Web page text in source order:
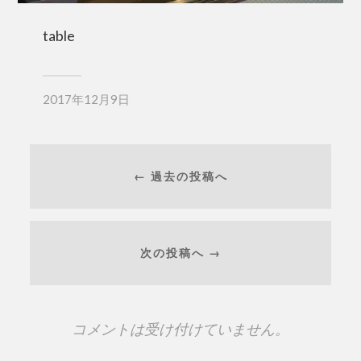
table
2017年12月9日
← 過去の投稿へ
次の投稿へ →
コメントは受け付けていません。